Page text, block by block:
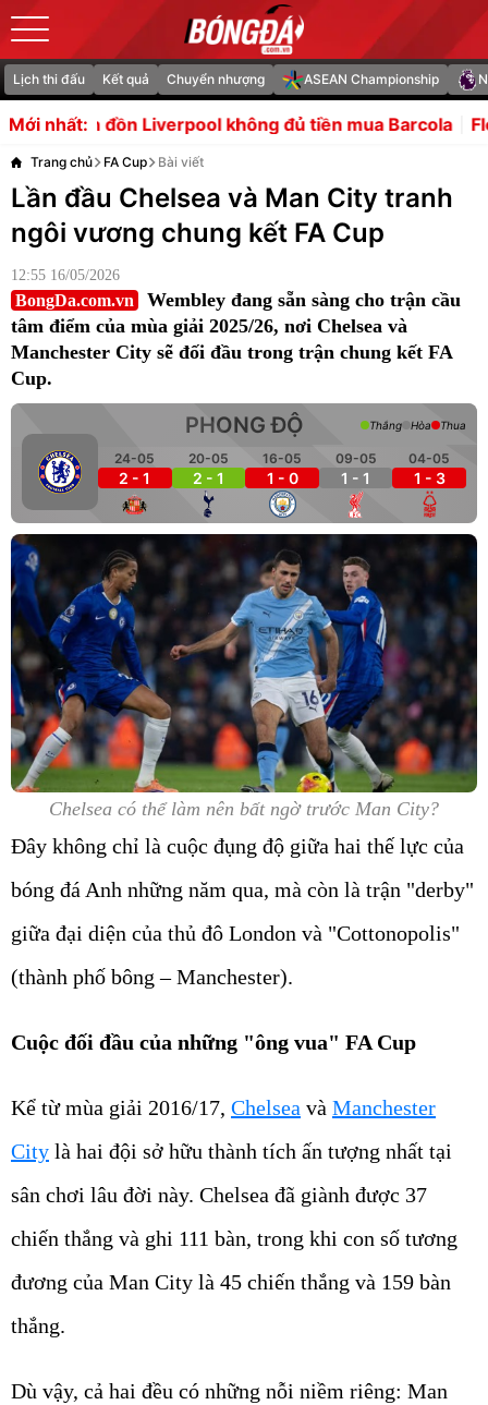
Lịch thi đấu Kết quả Chuyển nhượng ASEAN Championship
Mới nhất:không đủ tiền mua Barcola Florentino Perez
Trang chủ FA Cup Bài viết
Lần đầu Chelsea và Man City tranh
ngôi vương chung kết FA Cup
12:55 16/05/2026
BongDa.com.vn
Wembley đang sẵn sàng cho trận cầu
tâm điểm của mùa giải 2025/26, nơi Chelsea và
Manchester City sẽ đối đầu trong trận chung kết FA
Cup.
PHONG ĐỘ
24-05
2 - 1
20-05
2 - 1
16-05
1 - 0
09-05
1 - 1
04-05
1 - 3
Thắng Hòa Thua
Chelsea có thể làm nên bất ngờ trước Man City?
Đây không chỉ là cuộc đụng độ giữa hai thế lực của
bóng đá Anh những năm qua, mà còn là trận "derby"
giữa đại diện của thủ đô London và "Cottonopolis"
(thành phố bông – Manchester).
Cuộc đối đầu của những "ông vua" FA Cup
Kể từ mùa giải 2016/17, Chelsea và Manchester
City là hai đội sở hữu thành tích ấn tượng nhất tại
sân chơi lâu đời này. Chelsea đã giành được 37
chiến thắng và ghi 111 bàn, trong khi con số tương
đương của Man City là 45 chiến thắng và 159 bàn
thắng.
Dù vậy, cả hai đều có những nỗi niềm riêng: Man